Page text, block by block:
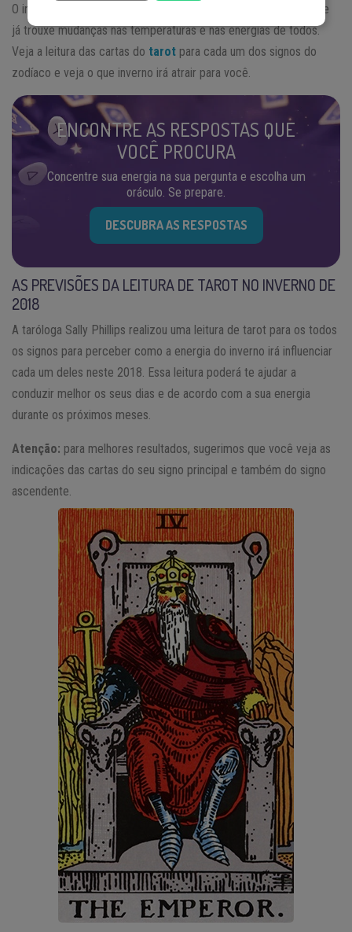
O inverno chegou no hemisfério sul no dia 21 de junho de 2018 e
já trouxe mudanças nas temperaturas e nas energias de todos.
Veja a leitura das cartas do tarot para cada um dos signos do
zodíaco e veja o que inverno irá atrair para você.
ENCONTRE AS RESPOSTAS QUE
VOCÊ PROCURA
Concentre sua energia na sua pergunta e escolha um
oráculo. Se prepare.
DESCUBRA AS RESPOSTAS
AS PREVISÕES DA LEITURA DE TAROT NO INVERNO DE
2018
A taróloga Sally Phillips realizou uma leitura de tarot para os todos
os signos para perceber como a energia do inverno irá influenciar
cada um deles neste 2018. Essa leitura poderá te ajudar a
conduzir melhor os seus dias e de acordo com a sua energia
durante os próximos meses.
Atenção: para melhores resultados, sugerimos que você veja as
indicações das cartas do seu signo principal e também do signo
ascendente.